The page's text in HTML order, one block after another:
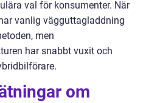
val för konsumenter. När
vanlig vägguttagladdning
men
har snabbt vuxit och
om